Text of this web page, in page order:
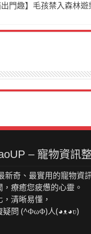
出門趣】毛孩禁入森林
– 寵物資訊
新奇、最實用的寵物資
療癒您疲憊的心靈。
清晰易懂，
疑問 (^ΦωΦ)人(◕ᴥ◕ʋ)